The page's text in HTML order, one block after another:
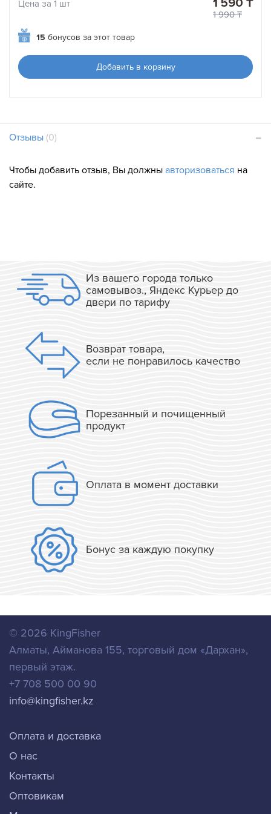
Цена за 1 шт 1 590 ₸
1 990 ₸
15 бонусов за этот товар
Добавить в корзину
Отзывы (0)
Чтобы добавить отзыв, Вы должны авторизоваться на
сайте.
Из вашего города только
самовывоз., Яндекс Курьер до
двери по тарифу
Возврат товара,
если не понравилось качество
Порезанный и почищенный
продукт
Оплата в момент доставки
Бонус за каждую покупку
© 2026 KingFisher
Алматы, Айманова 155, торговый дом «Дархан»,
первый этаж.
+7 708 500 00 90
info@kingfisher.kz
Оплата и доставка
О нас
Контакты
Оптовикам